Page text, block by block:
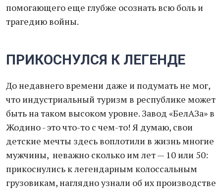
помогающего еще глубже осознать всю боль и
трагедию войны.
ПРИКОСНУЛСЯ К ЛЕГЕНДЕ
До недавнего времени даже и подумать не мог,
что индустриальный туризм в республике может
быть на таком высоком уровне. Завод «БелАЗа» в
Жодино - это что-то с чем-то! Я думаю, свои
детские мечты здесь воплотили в жизнь многие
мужчины, неважно сколько им лет — 10 или 50:
прикоснулись к легендарным колоссальным
грузовикам, наглядно узнали об их производстве